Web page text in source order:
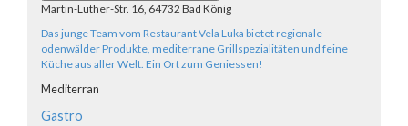
Martin-Luther-Str. 16, 64732 Bad König
Das junge Team vom Restaurant Vela Luka bietet regionale
odenwälder Produkte, mediterrane Grillspezialitäten und feine
Küche aus aller Welt. Ein Ort zum Geniessen!
Mediterran
Gastro